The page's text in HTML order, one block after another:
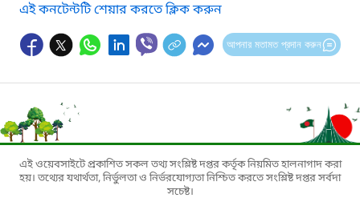
এই কনটেন্টটি শেয়ার করতে ক্লিক করুন
আপনার মতামত প্রদান করুন
এই ওয়েবসাইটে প্রকাশিত সকল তথ্য সংশ্লিষ্ট দপ্তর কর্তৃক নিয়মিত হালনাগাদ করা
হয়। তথ্যের যথার্থতা, নির্ভুলতা ও নির্ভরযোগ্যতা নিশ্চিত করতে সংশ্লিষ্ট দপ্তর সর্বদা
সচেষ্ট।